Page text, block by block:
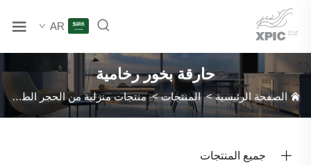
AR
حارقة بخور رخامية
الصفحة الرئيسية>المنتجات>منتجات منزلية من الحجر الطبيعي
جميع المنتجات